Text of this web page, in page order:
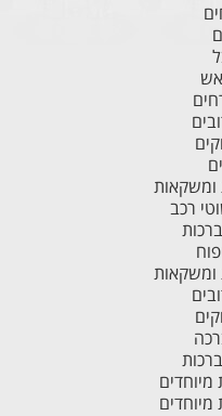
ומשקאות
רכב
ומשקאות
מיוחדים
מיוחדים